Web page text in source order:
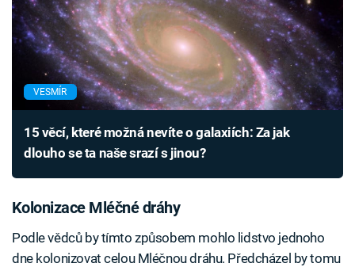
VESMÍR
15 věcí, které možná nevíte o galaxiích: Za jak
dlouho se ta naše srazí s jinou?
Kolonizace Mléčné dráhy
Podle vědců by tímto způsobem mohlo lidstvo jednoho
dne kolonizovat celou Mléčnou dráhu. Předcházel by tomu